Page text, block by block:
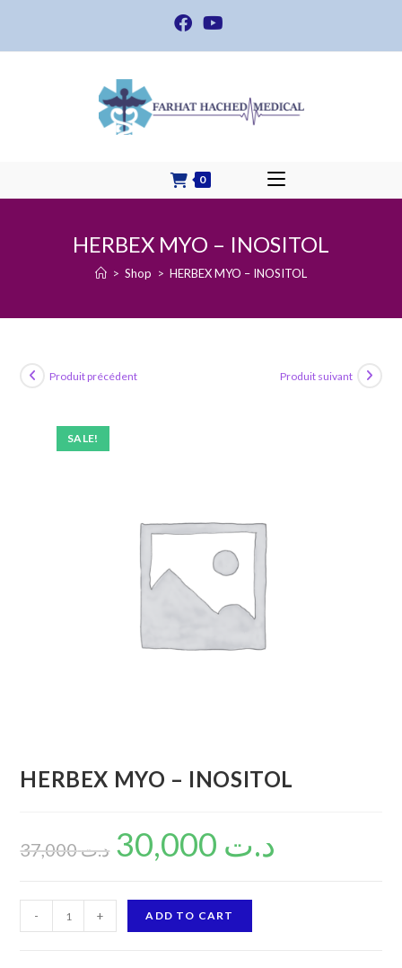
content
0
HERBEX MYO – INOSITOL
> Shop > HERBEX MYO – INOSITOL
SALE!
Produit précédent Produit suivant
HERBEX MYO – INOSITOL
د.ت37,000 د.ت
MYO
- + ADD TO CART